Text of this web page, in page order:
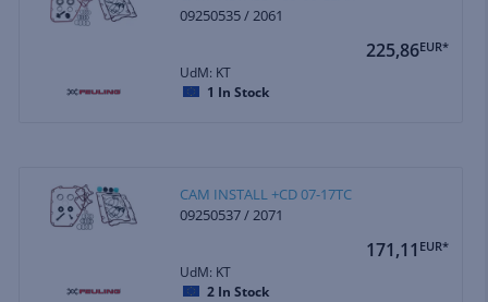
09250535 / 2061
225,86EUR*
UdM: KT
1 In Stock
CAM INSTALL +CD 07-17TC
09250537 / 2071
171,11 EUR*
UdM: KT
2 In Stock